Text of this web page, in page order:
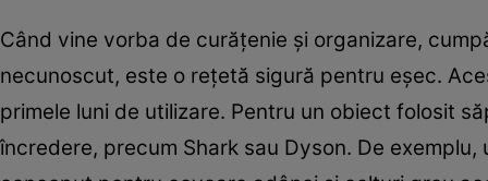
Când vine vorba de curățenie și organizare,
necunoscut, este o rețetă sigură pentru eșec.
primele luni de utilizare. Pentru un obiect folosit
încredere, precum Shark sau Dyson. De